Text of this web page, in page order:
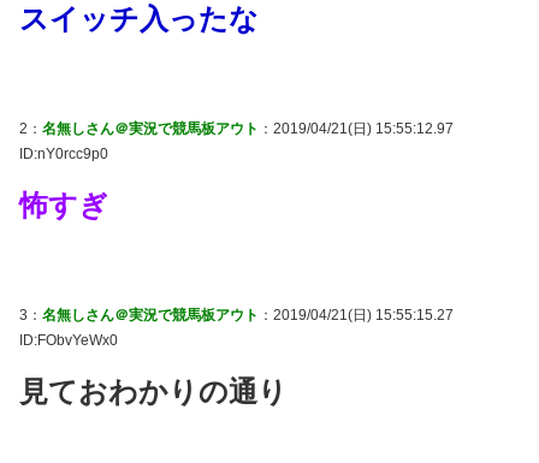
スイッチ入ったな
2： 名無しさん＠実況で競馬板アウト ：2019/04/21(日) 15:55:12.97
ID:nY0rcc9p0
怖すぎ
3： 名無しさん＠実況で競馬板アウト ：2019/04/21(日) 15:55:15.27
ID:FObvYeWx0
見ておわかりの通り